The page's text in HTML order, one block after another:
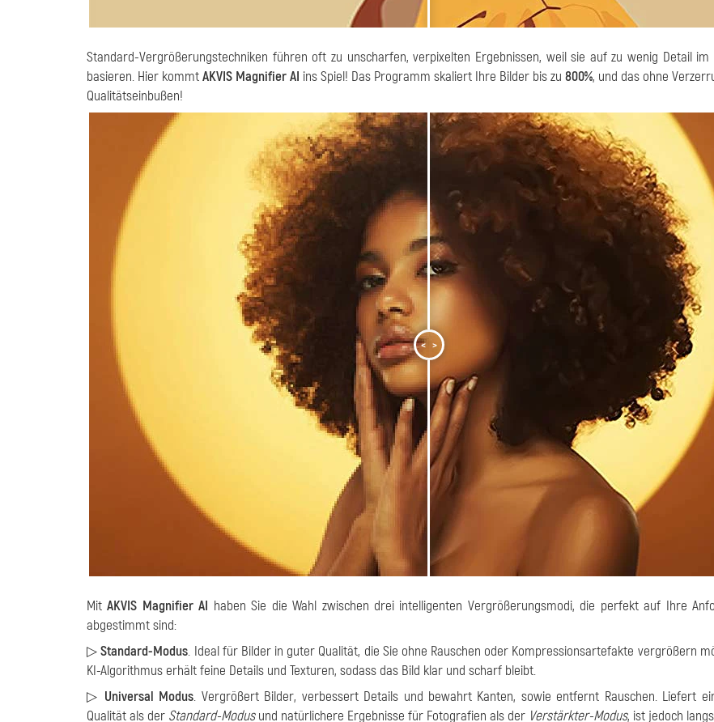
Standard-Vergrößerungstechniken führen oft zu unscharfen, verpixelten Ergebnissen, weil sie auf zu wenig Detail im
basieren. Hier kommtAKVIS Magnifier AI ins Spiel! Das Programm skaliert Ihre Bilder bis zu 800%, und das ohne
Qualitätseinbußen!
< >
MitAKVIS Magnifier AI haben Sie die Wahl zwischen drei intelligenten Vergrößerungsmodi, die perfekt auf Ihre
abgestimmt sind:
▷Standard-Modus. Ideal für Bilder in guter Qualität, die Sie ohne Rauschen oder Kompressionsartefakte vergrößern
KI-Algorithmus erhält feine Details und Texturen, sodass das Bild klar und scharf bleibt.
▷ Universal Modus. Vergrößert Bilder, verbessert Details und bewahrt Kanten, sowie entfernt Rauschen. Liefert
Qualität als der Standard-Modusund natürlichere Ergebnisse für Fotografien als der Verstärkter-Modus, ist jedoch